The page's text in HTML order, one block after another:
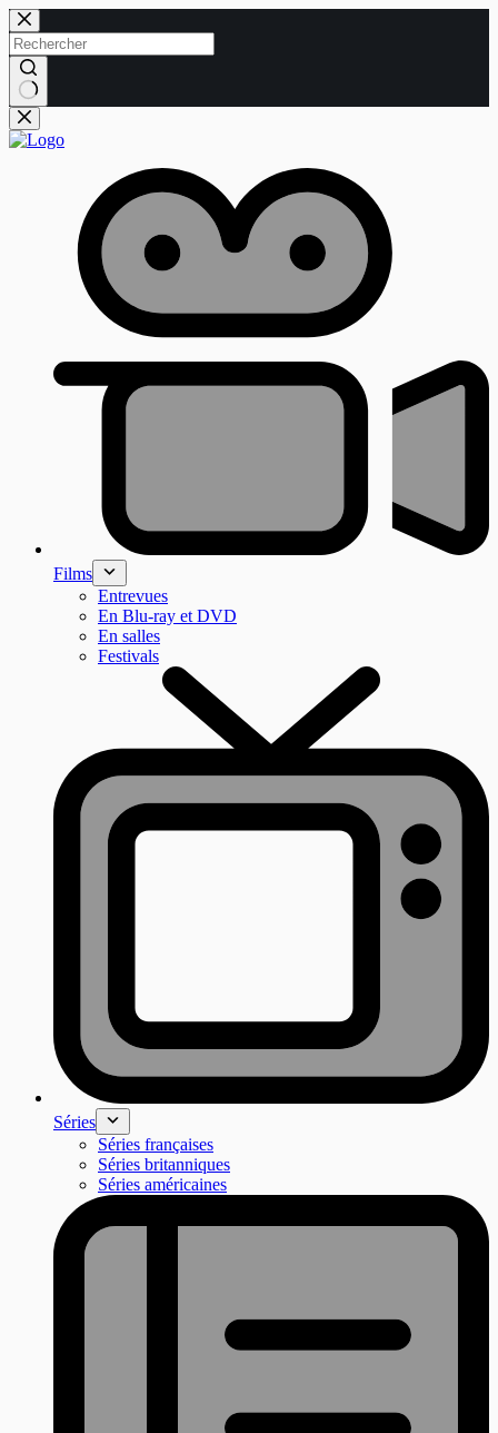
Passer
au
contenu
Aucun
résultat
Films
Entrevues
En Blu-ray et DVD
En salles
Festivals
Séries
Séries françaises
Séries britanniques
Séries américaines